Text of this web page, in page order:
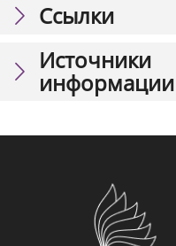
Ссылки
Источники
информации